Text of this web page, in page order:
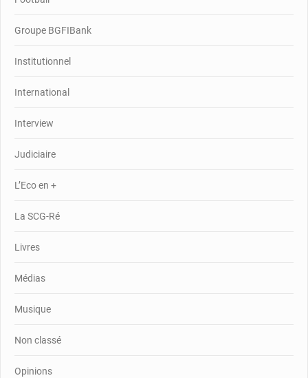
Groupe BGFIBank
Institutionnel
International
Interview
Judiciaire
L’Eco en +
La SCG-Ré
Livres
Médias
Musique
Non classé
Opinions